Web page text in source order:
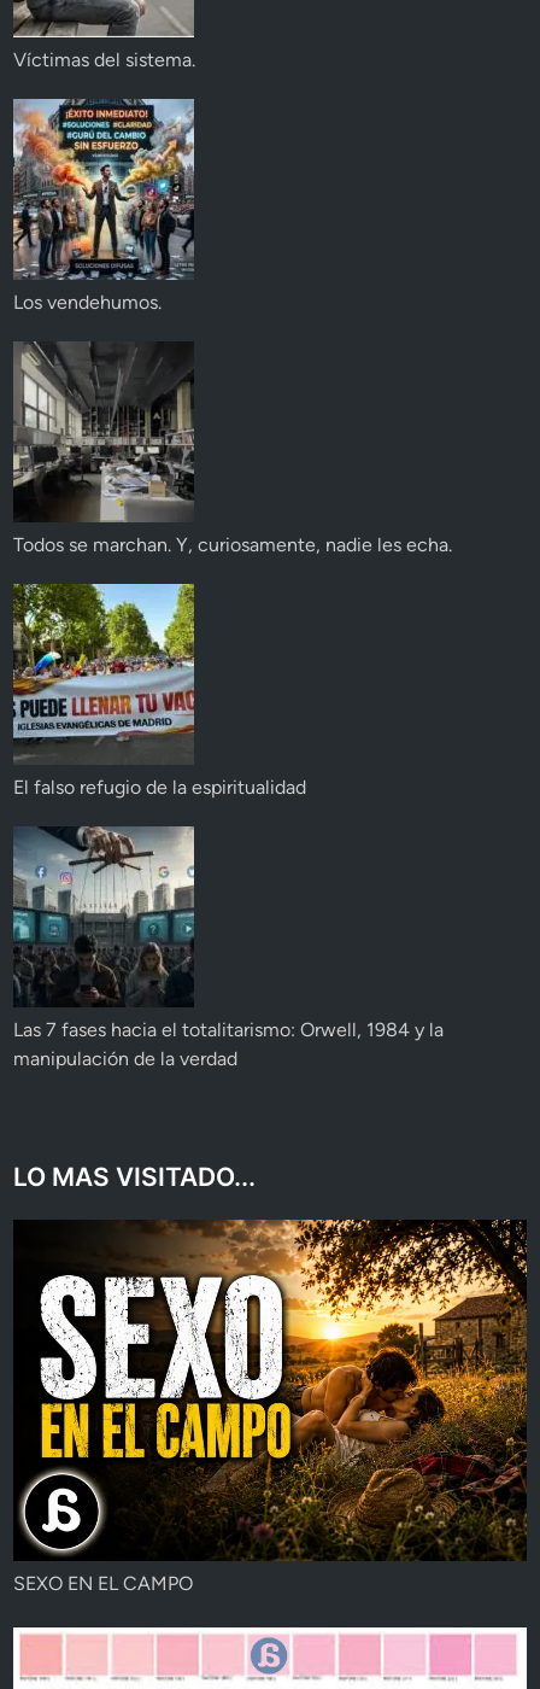
Víctimas del sistema.
Los vendehumos.
Todos se marchan. Y, curiosamente, nadie les echa.
El falso refugio de la espiritualidad
Las 7 fases hacia el totalitarismo: Orwell, 1984 y la
manipulación de la verdad
LO MAS VISITADO...
SEXO EN EL CAMPO